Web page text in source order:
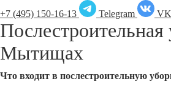
+7 (495) 150-16-13
Telegram VK
Послестроительная
Мытищах
Что входит в послестроительную